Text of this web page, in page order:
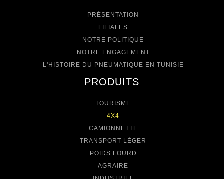
PRÉSENTATION
FILIALES
NOTRE POLITIQUE
NOTRE ENGAGEMENT
L'HISTOIRE DU PNEUMATIQUE EN TUNISIE
PRODUITS
TOURISME
4X4
CAMIONNETTE
TRANSPORT LÉGER
POIDS LOURD
AGRAIRE